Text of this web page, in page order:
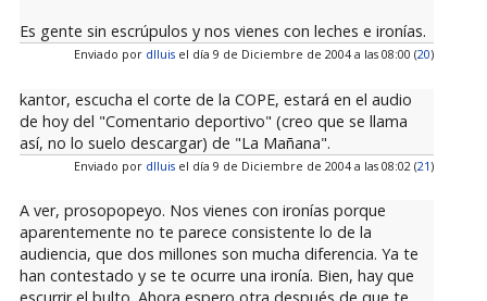
Es gente sin escrúpulos y nos vienes con leches e ironías.
Enviado por dlluisel día 9 de Diciembre de 2004 a las 08:00 (20)
kantor, escucha el corte de la COPE, estará en el audio
de hoy del "Comentario deportivo" (creo que se llama
así, no lo suelo descargar) de "La Mañana".
Enviado por dlluisel día 9 de Diciembre de 2004 a las 08:02 (21)
A ver, prosopopeyo. Nos vienes con ironías porque
aparentemente no te parece consistente lo de la
audiencia, que dos millones son mucha diferencia. Ya te
han contestado y se te ocurre una ironía. Bien, hay que